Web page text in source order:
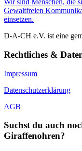
Wir sind Menschen, die
Gewaltfreien
einsetzen.
D-A-CH e.V. ist eine
Rechtliches &
Impressum
Datenschutzerklärung
AGB
Suchst du auch
Giraffenohren?